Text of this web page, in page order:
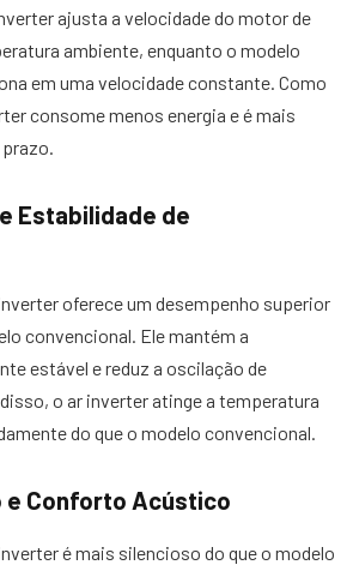
ajusta a velocidade do motor de
ambiente, enquanto o modelo
em uma velocidade constante. Como
consome menos energia e é mais
Estabilidade de
oferece um desempenho superior
convencional. Ele mantém a
estável e reduz a oscilação de
o ar inverter atinge a temperatura
do que o modelo convencional.
e Conforto Acústico
é mais silencioso do que o modelo